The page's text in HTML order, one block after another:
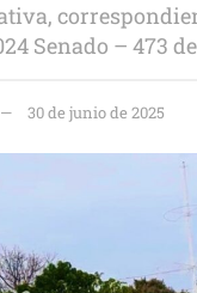
Senado – 473
30 de junio de 2025